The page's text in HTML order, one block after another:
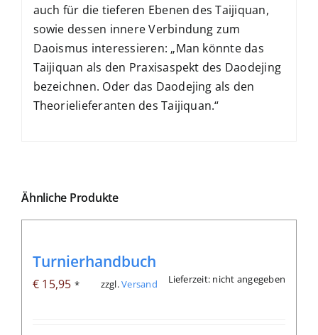
auch für die tieferen Ebenen des Taijiquan,
sowie dessen innere Verbindung zum
Daoismus interessieren: „Man könnte das
Taijiquan als den Praxisaspekt des Daodejing
bezeichnen. Oder das Daodejing als den
Theorielieferanten des Taijiquan.“
Ähnliche Produkte
Turnierhandbuch
€ 15,95 * zzgl.Versand Lieferzeit: nicht angegeben